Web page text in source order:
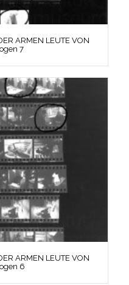
ARMEN LEUTE VON
7
ARMEN LEUTE VON
6